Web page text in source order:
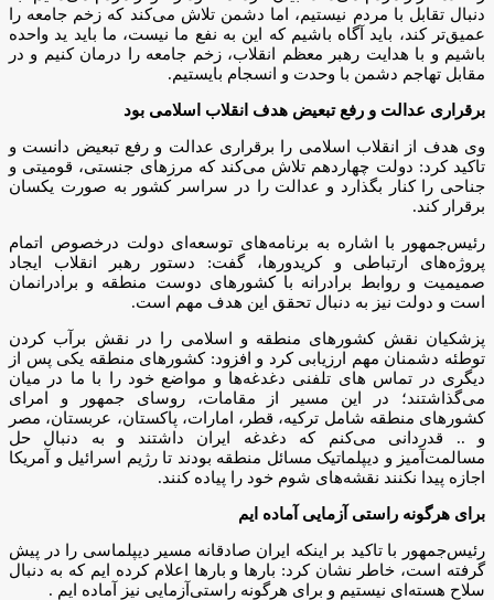
دنبال تقابل با مردم نیستیم، اما دشمن تلاش می‌کند که زخم جامعه را
عمیق‎‌تر کند، باید آگاه باشیم که این به نفع ما نیست، ما باید ید واحده
باشیم و با هدایت رهبر معظم انقلاب، زخم جامعه را درمان کنیم و در
مقابل تهاجم دشمن با وحدت و انسجام بایستیم.
برقراری عدالت و رفع تبعیض هدف انقلاب اسلامی بود
وی هدف از انقلاب اسلامی را برقراری عدالت و رفع تبعیض دانست و
تاکید کرد: دولت چهاردهم تلاش می‌کند که مرزهای جنستی، قومیتی و
جناحی را کنار بگذارد و عدالت را در سراسر کشور به صورت یکسان
برقرار کند.
رئیس‌جمهور با اشاره به برنامه‌های توسعه‌ای دولت درخصوص اتمام
پروژه‌های ارتباطی و کریدورها، گفت: دستور رهبر انقلاب ایجاد
صمیمیت و روابط برادرانه با کشورهای دوست منطقه و برادرانمان
است و دولت نیز به دنبال تحقق این هدف مهم است.
پزشکیان نقش کشورهای منطقه و اسلامی را در نقش برآب کردن
توطئه دشمنان مهم ارزیابی کرد و افزود: کشورهای منطقه یکی پس از
دیگری در تماس های تلفنی دغدغه‌ها و مواضع خود را با ما در میان
می‌گذاشتند؛ در این مسیر از مقامات، روسای جمهور و امرای
کشورهای منطقه شامل ترکیه، قطر، امارات، پاکستان، عربستان، مصر
و .. قدردانی می‌کنم که دغدغه ایران داشتند و به دنبال حل
مسالمت‌آمیز و دیپلماتیک مسائل منطقه بودند تا رژیم اسرائیل و آمریکا
اجازه پیدا نکنند نقشه‌های شوم خود را پیاده کنند.
برای هرگونه راستی آزمایی آماده ایم
رئیس‌جمهور با تاکید بر اینکه ایران صادقانه مسیر دیپلماسی را در پیش
گرفته است، خاطر نشان کرد: بارها و بارها اعلام کرده ایم که به دنبال
سلاح هسته‌ای نیستیم و برای هرگونه راستی‌آزمایی نیز آماده ایم .